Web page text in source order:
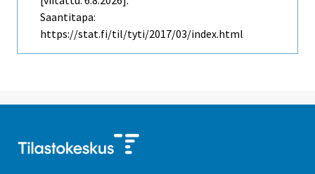
Saantitapa:
https://stat.fi/til/tyti/2017/03/index.html